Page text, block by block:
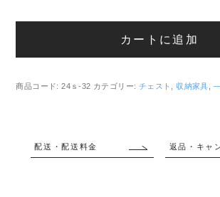
段
ト/
カートに追加
商品コード:24ｓ-32 カテゴリー: チェスト ,収納家具,
配送・配送料金 返品・キャ